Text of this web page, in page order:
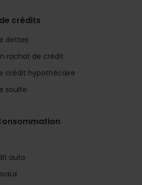
crédits
dettes
rachat de crédit
crédit hypothécaire
soulte
auto